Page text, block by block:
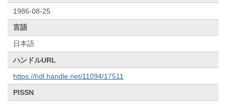
1986-08-25
言語
日本語
ハンドルURL
https://hdl.handle.net/11094/17511
PISSN